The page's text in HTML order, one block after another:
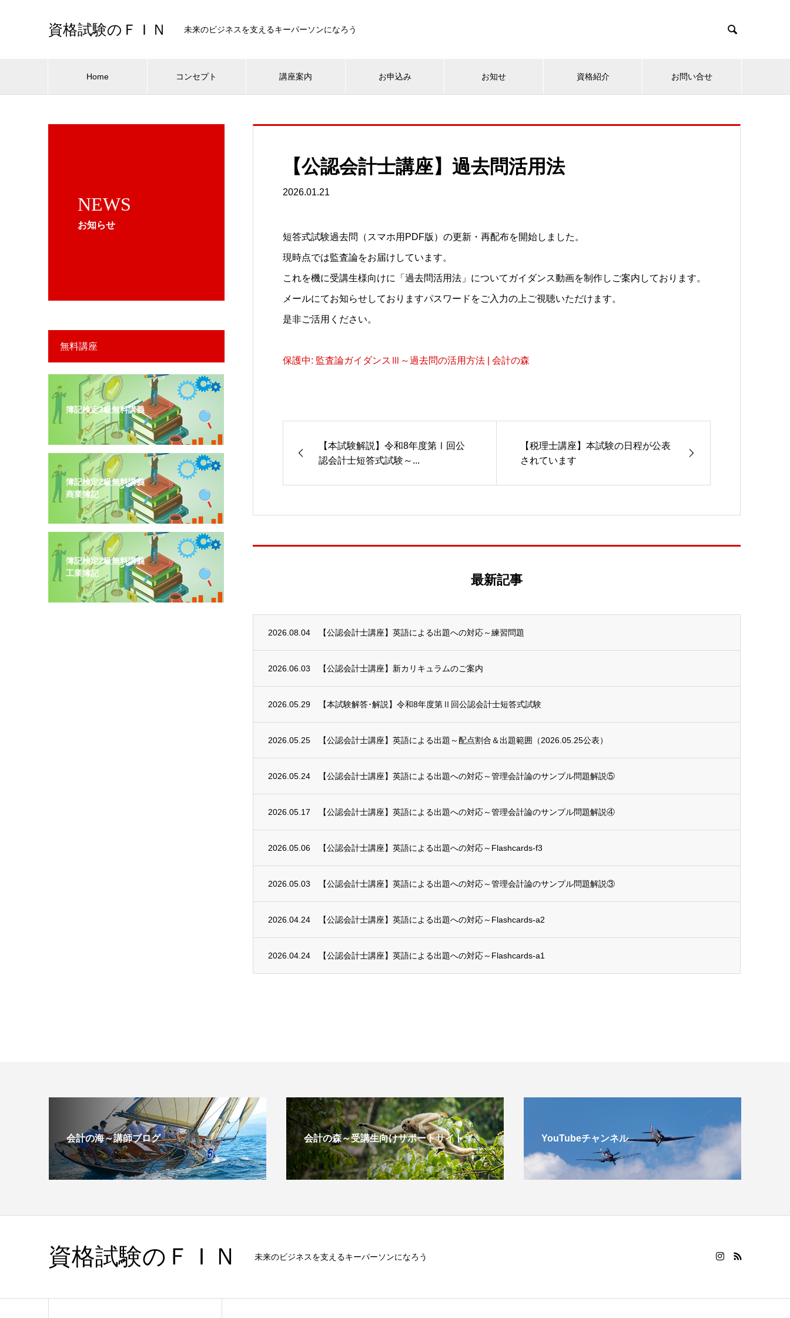
資格試験のＦＩＮ 未来のビジネスを支えるキーパーソンになろう 
Home コンセプト 講座案内 お申込み お知せ 資格紹介 お問い合せ
NEWS
お知らせ
【公認会計士講座】過去問活用法
2026.01.21
短答式試験過去問（スマホ用PDF版）の更新・再配布を開始しました。
現時点では監査論をお届けしています。
これを機に受講生様向けに「過去問活用法」についてガイダンス動画を制作しご案内しております。
メールにてお知らせしておりますパスワードをご入力の上ご視聴いただけます。
是非ご活用ください。
保護中: 監査論ガイダンスⅢ～過去問の活用方法 | 会計の森
【本試験解説】令和8年度第Ⅰ回公
認会計士短答式試験～...
【税理士講座】本試験の日程が公表
されています
最新記事
2026.08.04 【公認会計士講座】英語による出題への対応～練習問題
2026.06.03 【公認会計士講座】新カリキュラムのご案内
2026.05.29 【本試験解答･解説】令和8年度第Ⅱ回公認会計士短答式試験
2026.05.25 【公認会計士講座】英語による出題～配点割合＆出題範囲（2026.05.25公表）
2026.05.24 【公認会計士講座】英語による出題への対応～管理会計論のサンプル問題解説⑤
2026.05.17 【公認会計士講座】英語による出題への対応～管理会計論のサンプル問題解説④
2026.05.06 【公認会計士講座】英語による出題への対応～Flashcards-f3
2026.05.03 【公認会計士講座】英語による出題への対応～管理会計論のサンプル問題解説③
2026.04.24 【公認会計士講座】英語による出題への対応～Flashcards-a2
2026.04.24 【公認会計士講座】英語による出題への対応～Flashcards-a1
無料講座
簿記検定3級無料講義
簿記検定2級無料講義
商業簿記
簿記検定2級無料講義
工業簿記
会計の海～講師ブログ 会計の森～受講生向けサポートサイト YouTubeチャンネル
資格試験のＦＩＮ 未来のビジネスを支えるキーパーソンになろう